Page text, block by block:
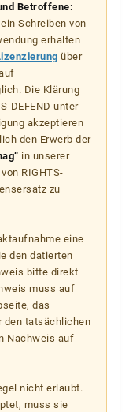
Betroffene:
Schreiben von
erhalten
über
Die Klärung
DEFEND unter
akzeptieren
den Erwerb der
in unserer
RIGHTS-
zu
eine
den datierten
bitte direkt
muss auf
das
den tatsächlichen
Nachweis auf
nicht erlaubt.
muss sie